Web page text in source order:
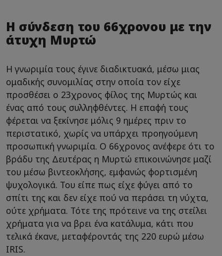
Η σύνδεση του 66χρονου με την
άτυχη Μυρτώ
Η γνωριμία τους έγινε διαδικτυακά, μέσω μιας
ομαδικής συνομιλίας στην οποία τον είχε
προσθέσει ο 23χρονος φίλος της Μυρτώς και
ένας από τους συλληφθέντες. Η επαφή τους
φέρεται να ξεκίνησε μόλις 9 ημέρες πριν το
περιστατικό, χωρίς να υπάρχει προηγούμενη
προσωπική γνωριμία. Ο 66χρονος ανέφερε ότι το
βράδυ της Δευτέρας η Μυρτώ επικοινώνησε μαζί
του μέσω βιντεοκλήσης, εμφανώς φορτισμένη
ψυχολογικά. Του είπε πως είχε φύγει από το
σπίτι της και δεν είχε πού να περάσει τη νύχτα,
ούτε χρήματα. Τότε της πρότεινε να της στείλει
χρήματα για να βρει ένα κατάλυμα, κάτι που
τελικά έκανε, μεταφέροντάς της 220 ευρώ μέσω
IRIS.